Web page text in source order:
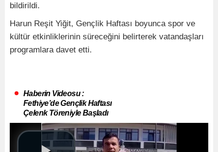
bildirildi.
Harun Reşit Yiğit, Gençlik Haftası boyunca spor ve
kültür etkinliklerinin süreceğini belirterek vatandaşları
programlara davet etti.
Haberin Videosu :
Fethiye’de Gençlik Haftası
Çelenk Töreniyle Başladı